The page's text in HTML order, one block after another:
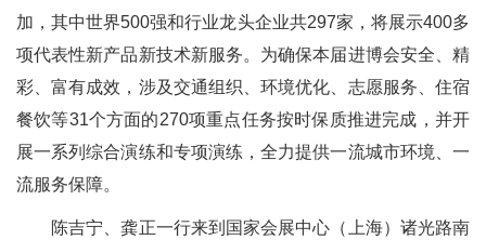
加，其中世界500强和行业龙头企业共297家，将展示400多
项代表性新产品新技术新服务。为确保本届进博会安全、精
彩、富有成效，涉及交通组织、环境优化、志愿服务、住宿
餐饮等31个方面的270项重点任务按时保质推进完成，并开
展一系列综合演练和专项演练，全力提供一流城市环境、一
流服务保障。
陈吉宁、龚正一行来到国家会展中心（上海）诸光路南